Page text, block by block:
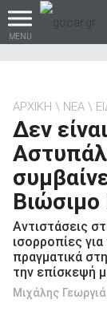
MENU
ΑΡΧΙΚΗ ΝΕΑ
Δεν
Βιώσιμο
Αντιστάσεις
ισορροπίες
πραγματικά
την επίσκεψή
Μιχάλης